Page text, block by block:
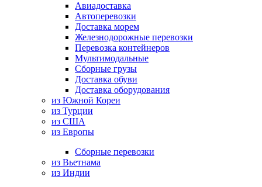
Авиадоставка
Автоперевозки
Доставка морем
Железнодорожные перевозки
Перевозка контейнеров
Мультимодальные
Сборные грузы
Доставка обуви
Доставка оборудования
из Южной Кореи
из Турции
из США
из Европы
Сборные перевозки
из Вьетнама
из Индии